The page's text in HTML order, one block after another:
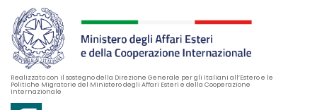
Realizzato con il sostegno della Direzione Generale per gli Italiani all’Estero e le
Politiche Migratorie del Ministero degli Affari Esteri e della Cooperazione
Internazionale